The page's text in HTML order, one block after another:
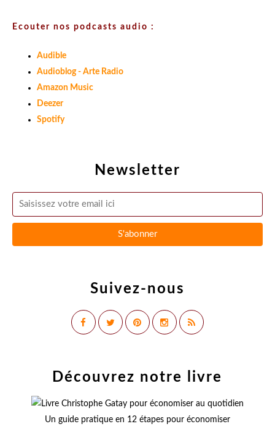
Newsletter
Suivez-nous
Ecouter nos podcasts audio :
Audible
Audioblog - Arte Radio
Amazon Music
Deezer
Spotify
Découvrez notre livre
Un guide pratique en 12 étapes pour économiser